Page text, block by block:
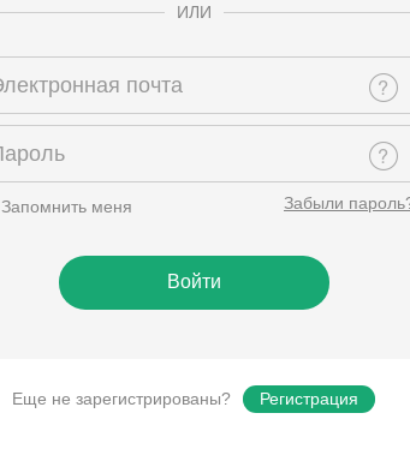
ИЛИ
Запомнить меня Забыли
Еще не зарегистрированы? Регистрация